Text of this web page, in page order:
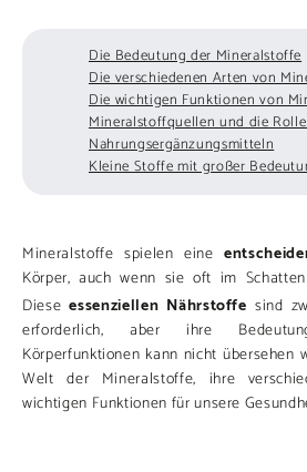
Die Bedeutung der Mineralstoffe
Die verschiedenen Arten von
Die wichtigen Funktionen von
Mineralstoffquellen und die
Nahrungsergänzungsmitteln
Kleine Stoffe mit großer
Mineralstoffe spielen eine
Körper, auch wenn sie oft im
Dieseessenziellen Nährstoffe sind
erforderlich, aber ihre
Körperfunktionen kann nicht übersehen
Welt der Mineralstoffe, ihre
wichtigen Funktionen für unsere